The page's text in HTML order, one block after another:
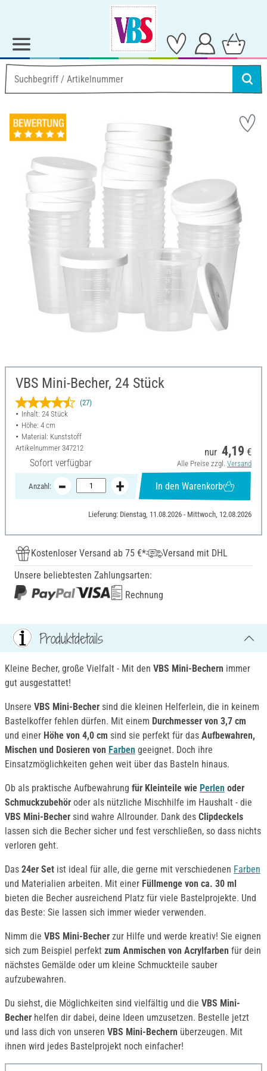
VBS Mini-Becher, 24 Stück
(27)
Inhalt: 24 Stück
Höhe: 4 cm
Material: Kunststoff
Artikelnummer 347212
Sofort verfügbar
nur 4,19 €
Alle Preise zzgl. Versand
Anzahl: In den Warenkorb
Lieferung: Dienstag, 11.08.2026 - Mittwoch, 12.08.2026
Kostenloser Versand ab 75 €*
Versand mit DHL
Unsere beliebtesten Zahlungsarten:
Rechnung
Produktdetails
Kleine Becher, große Vielfalt - Mit den VBS Mini-Bechern immer
gut ausgestattet!
Unsere VBS Mini-Becher sind die kleinen Helferlein, die in keinem
Bastelkoffer fehlen dürfen. Mit einem Durchmesser von 3,7 cm
und einer Höhe von 4,0 cm sind sie perfekt für das Aufbewahren,
Mischen und Dosieren von Farben geeignet. Doch ihre
Einsatzmöglichkeiten gehen weit über das Basteln hinaus.
Ob als praktische Aufbewahrung für Kleinteile wie Perlen oder
Schmuckzubehör oder als nützliche Mischhilfe im Haushalt - die
VBS Mini-Becher sind wahre Allrounder. Dank des Clipdeckels
lassen sich die Becher sicher und fest verschließen, so dass nichts
verloren geht.
Das 24er Set ist ideal für alle, die gerne mit verschiedenen Farben
und Materialien arbeiten. Mit einer Füllmenge von ca. 30 ml
bieten die Becher ausreichend Platz für viele Bastelprojekte. Und
das Beste: Sie lassen sich immer wieder verwenden.
Nimm die VBS Mini-Becher zur Hilfe und werde kreativ! Sie eignen
sich zum Beispiel perfekt zum Anmischen von Acrylfarben für dein
nächstes Gemälde oder um kleine Schmuckteile sauber
aufzubewahren.
Du siehst, die Möglichkeiten sind vielfältig und die VBS Mini-
Becher helfen dir dabei, deine Ideen umzusetzen. Bestelle jetzt
und lass dich von unseren VBS Mini-Bechern überzeugen. Mit
ihnen wird jedes Bastelprojekt noch einfacher!